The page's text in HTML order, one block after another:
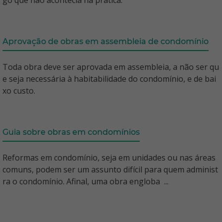
Aprovação de obras em assembleia de condomínio
Toda obra deve ser aprovada em assembleia, a não ser qu
e seja necessária à habitabilidade do condomínio, e de bai
xo custo.
Guia sobre obras em condomínios
Reformas em condomínio, seja em unidades ou nas áreas
comuns, podem ser um assunto difícil para quem administ
ra o condomínio. Afinal, uma obra engloba ...